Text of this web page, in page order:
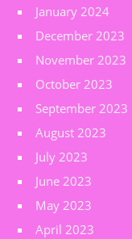
January 2024
December 2023
November 2023
October 2023
September 2023
August 2023
July 2023
June 2023
May 2023
April 2023